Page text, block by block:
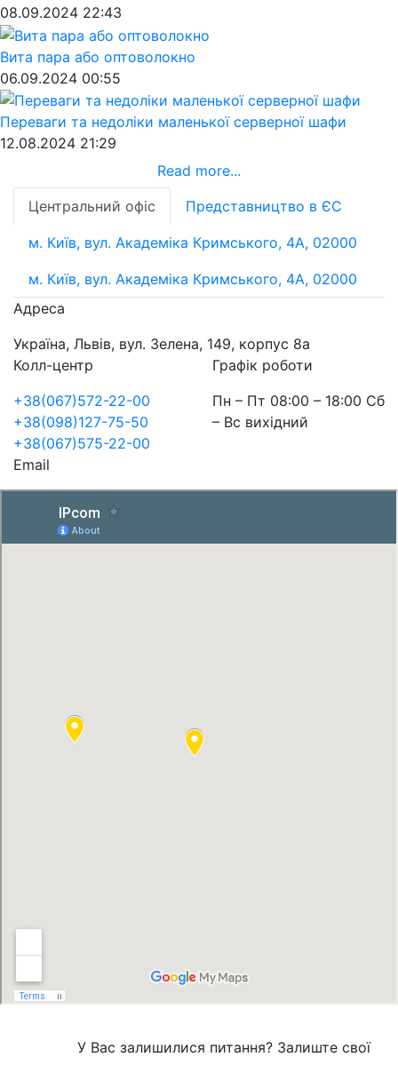
08.09.2024 22:43
Вита пара або оптоволокно
06.09.2024 00:55
Переваги та недоліки маленької серверної шафи
12.08.2024 21:29
Read more...
Центральний офіс
Представництво в ЄС
м. Київ, вул. Академіка Кримського, 4А, 02000
м. Київ, вул. Академіка Кримського, 4А, 02000
Адреса
Україна, Львів, вул. Зелена, 149, корпус 8а
Колл-центр
+38(067)572-22-00
+38(098)127-75-50
+38(067)575-22-00
Графік роботи
Пн – Пт 08:00 – 18:00 Сб
– Вс вихідний
Email
У Вас залишилися питання? Залиште свої